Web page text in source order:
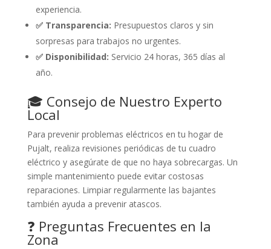
experiencia.
✅ Transparencia: Presupuestos claros y sin
sorpresas para trabajos no urgentes.
✅ Disponibilidad: Servicio 24 horas, 365 días al
año.
🎓 Consejo de Nuestro Experto
Local
Para prevenir problemas eléctricos en tu hogar de
Pujalt, realiza revisiones periódicas de tu cuadro
eléctrico y asegúrate de que no haya sobrecargas. Un
simple mantenimiento puede evitar costosas
reparaciones. Limpiar regularmente las bajantes
también ayuda a prevenir atascos.
❓ Preguntas Frecuentes en la
Zona